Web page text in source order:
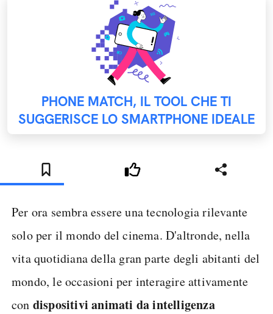
PHONE MATCH, IL TOOL CHE TI
SUGGERISCE LO SMARTPHONE IDEALE
Per ora sembra essere una tecnologia rilevante
solo per il mondo del cinema. D'altronde, nella
vita quotidiana della gran parte degli abitanti del
mondo, le occasioni per interagire attivamente
con dispositivi animati da intelligenza